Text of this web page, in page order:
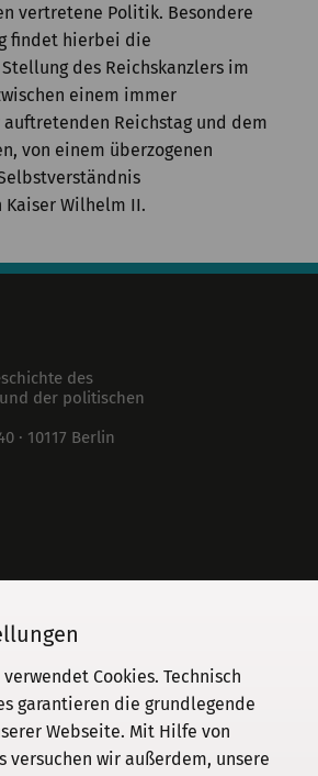
vertretene Politik. Besondere
findet hierbei die
des Reichskanzlers im
einem immer
Reichstag und dem
von einem überzogenen
Wilhelm II.
des
der politischen
· 10117 Berlin
0
Cookies. Technisch
garantieren die grundlegende
Webseite. Mit Hilfe von
versuchen wir außerdem, unsere